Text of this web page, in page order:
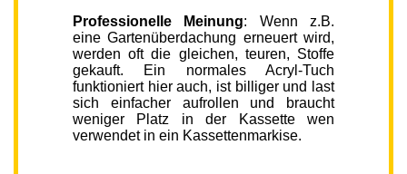
Professionelle Meinung: Wenn z.B.
eine Gartenüberdachung erneuert wird,
werden oft die gleichen, teuren, Stoffe
gekauft. Ein normales Acryl-Tuch
funktioniert hier auch, ist billiger und last
sich einfacher aufrollen und braucht
weniger Platz in der Kassette wen
verwendet in ein Kassettenmarkise.